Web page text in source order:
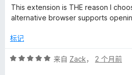
分
5
5
This extension is THE reason I
alternative browser supports
标记
评
来自 Zack， 2 个月前